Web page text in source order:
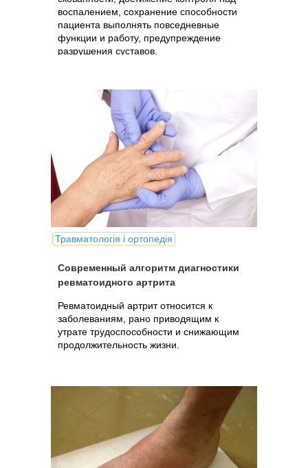
воспалением, сохранение способности
пациента выполнять повседневные
функции и работу, предупреждение
разрушения суставов.
Травматологія і ортопедія
Современный алгоритм диагностики
ревматоидного артрита
Ревматоидный артрит относится к
заболеваниям, рано приводящим к
утрате трудоспособности и снижающим
продолжительность жизни.